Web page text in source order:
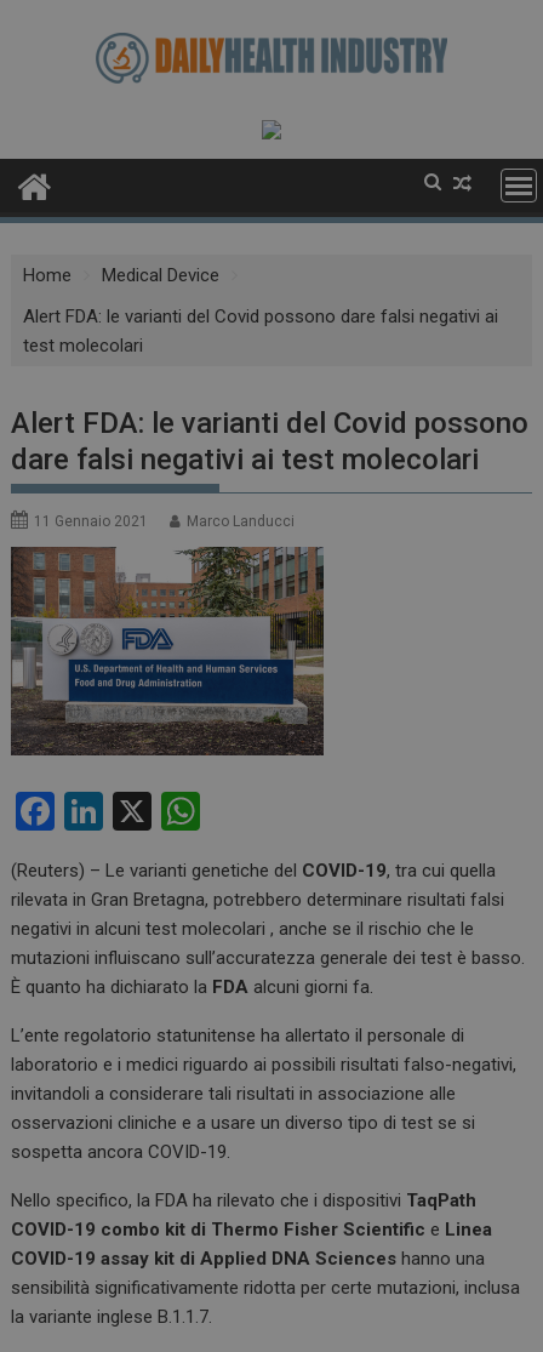
Home
Medical Device
Alert FDA: le varianti del Covid possono dare falsi negativi ai
test molecolari
Alert FDA: le varianti del Covid possono
dare falsi negativi ai test molecolari
11 Gennaio 2021 Marco Landucci
F
ce
b
o
o
k
Li
ke
dI
n
X
at
s
A
p
p
(Reuters) – Le varianti genetiche del COVID-19, tra cui quella
rilevata in Gran Bretagna, potrebbero determinare risultati falsi
negativi in alcuni test molecolari , anche se il rischio che le
mutazioni influiscano sull’accuratezza generale dei test è basso.
È quanto ha dichiarato la FDA alcuni giorni fa.
L’ente regolatorio statunitense ha allertato il personale di
laboratorio e i medici riguardo ai possibili risultati falso-negativi,
invitandoli a considerare tali risultati in associazione alle
osservazioni cliniche e a usare un diverso tipo di test se si
sospetta ancora COVID-19.
Nello specifico, la FDA ha rilevato che i dispositivi TaqPath
COVID-19 combo kit di Thermo Fisher Scientific e Linea
COVID-19 assay kit di Applied DNA Sciences hanno una
sensibilità significativamente ridotta per certe mutazioni, inclusa
la variante inglese B.1.1.7.